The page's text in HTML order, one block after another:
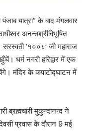
पंजाब यात्रा” के बाद मंगलवार
अनन्तश्रीविभूषित
सरस्वती ‘१००८’ जी महाराज
धर्म नगरी हरिद्वार में एक
मंदिर के कपाटोद्घाटन में
ब्रह्मचारी मुकुन्दानन्द ने
प्रवास के दौरान 9 मई